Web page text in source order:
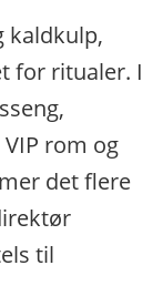
kaldkulp,
for ritualer. I
rom og
det flere
til